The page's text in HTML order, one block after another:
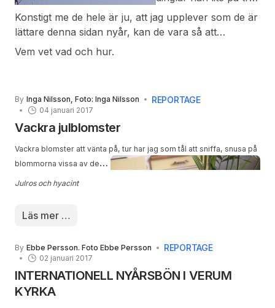
kvart där han syns på
dagen men nu är de
himlen var fantastisk
Konstigt me de hele är ju, att jag upplever som de är
lättare denna sidan nyår, kan de vara så att
vetskapen om ljusare tider spelar roll omedvetet
Vem vet vad och hur.
By Inga Nilsson, Foto: Inga Nilsson REPORTAGE
04 januari 2017
Vackra julblomster
Vackra blomster att vänta på, tur har jag som tål att sniffa, snusa på
blommorna vissa av dem
mat, avkoppling och
tillsammans har ja försökt
gröna rum finner jag mitt
lugn även om vinden
Julros och hyacint
Läs mer …
By Ebbe Persson. Foto Ebbe Persson REPORTAGE
02 januari 2017
INTERNATIONELL NYÅRSBÖN I VERUM
KYRKA